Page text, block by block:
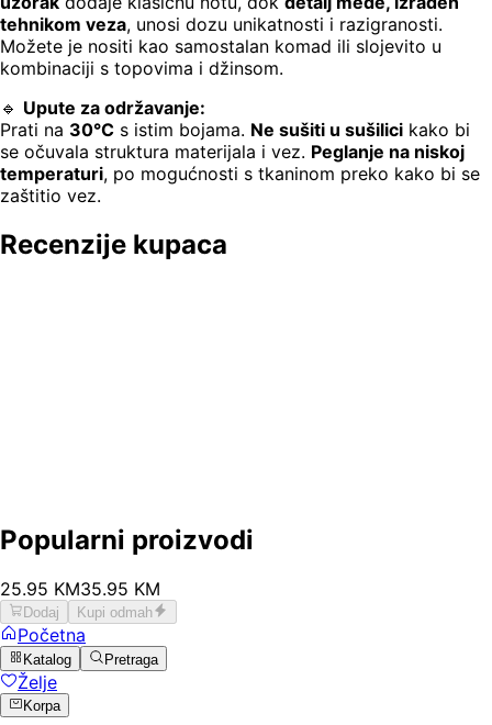
tehnikom veza, unosi dozu unikatnosti i razigranosti.
Možete je nositi kao samostalan komad ili slojevito u
kombinaciji s topovima i džinsom.
🔹 Upute za održavanje:
Prati na 30°C s istim bojama. Ne sušiti u sušilici kako bi
se očuvala struktura materijala i vez. Peglanje na niskoj
temperaturi, po mogućnosti s tkaninom preko kako bi se
zaštitio vez.
Recenzije kupaca
Popularni proizvodi
25.95 KM35.95 KM
Dodaj Kupi odmah
Početna
Katalog Pretraga
Želje
Korpa